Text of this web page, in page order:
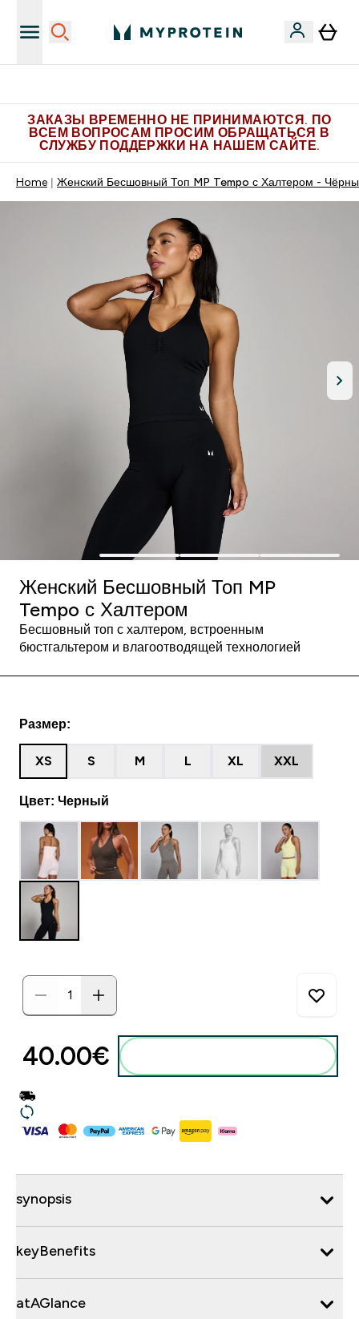
ЗАКАЗЫ ВРЕМЕННО НЕ ПРИНИМАЮТСЯ. ПО
ВСЕМ ВОПРОСАМ ПРОСИМ ОБРАЩАТЬСЯ В
СЛУЖБУ ПОДДЕРЖКИ НА НАШЕМ САЙТЕ.
Home Женский Бесшовный Топ MP Tempo с Халтером -
Женский Бесшовный Топ MP
Tempo с Халтером
Бесшовный топ с халтером, встроенным
бюстгальтером и влагоотводящей технологией
Размер:
XS S M L XL XXL
Цвет: Черный
40.00€‎
synopsis
keyBenefits
atAGlance